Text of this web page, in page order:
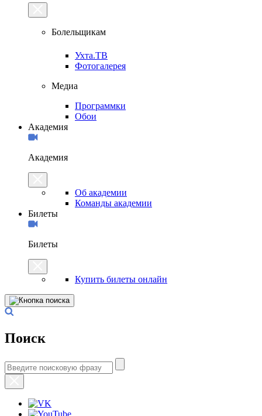
Болельщикам
Ухта.ТВ
Фотогалерея
Медиа
Программки
Обои
Академия
Академия
Об академии
Команды академии
Билеты
Билеты
Купить билеты онлайн
Поиск